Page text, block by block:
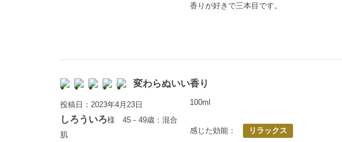
香りが好きで三本目です。
変わらぬいい香り
投稿日：2023年4月23日
しろういろ様 45－49歳：混合
肌
100ml
感じた効能： リラックス